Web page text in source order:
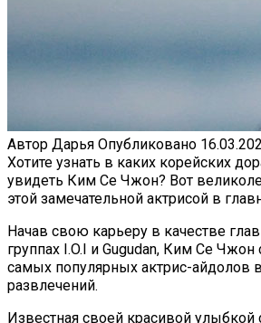
Автор Дарья Опубликовано
Хотите узнать в каких корейских
увидеть Ким Се Чжон? Вот
этой замечательной актрисой в
Начав свою карьеру в качестве
группах I.O.I и Gugudan, Ким Се Чжон
самых популярных актрис-айдолов
развлечений.
Известная своей красивой улыбкой